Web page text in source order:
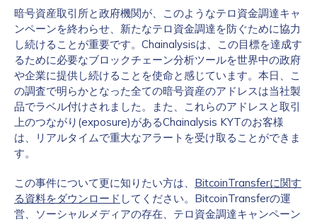
暗号資産取引所と政府機関が、このようなテロ資金調達キャ
ンペーンを終わらせ、新たなテロ資金調達を防ぐために協力
し続けることが重要です。Chainalysisは、この目標を達成す
るために必要なブロックチェーン分析ツールを世界中の政府
や企業に提供し続けることを使命と感じています。本日、こ
の調査で明らかとなった全ての暗号資産のアドレスは当社製
品でラベル付けされました。また、これらのアドレスと取引
上のつながり(exposure)があるChainalysis KYTのお客様
は、リアルタイムで重大なアラートを受け取ることができま
す。
この事件について更に知りたい方は、 BitcoinTransferに関す
る資料をダウンロード してください。BitcoinTransferの運
営、ソーシャルメディアの存在、テロ資金調達キャンペーン